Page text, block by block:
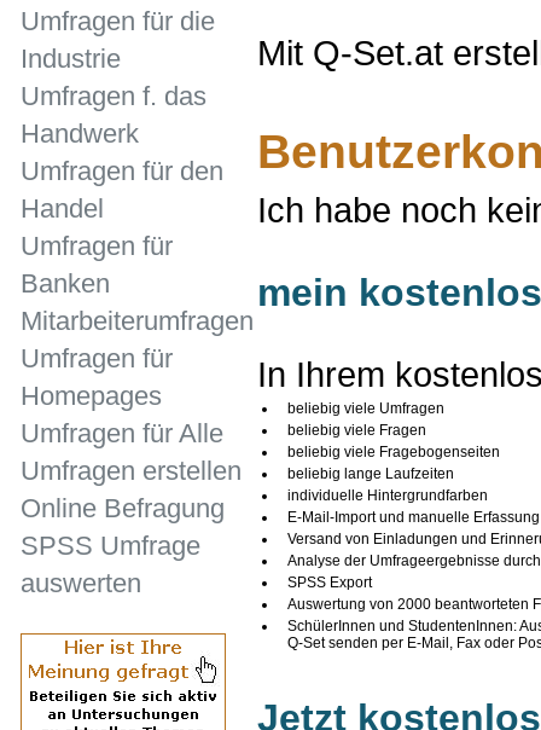
Mit Q-Set.at
Ich habe noch
mein
In Ihrem
beliebig viele Umfragen
beliebig viele Fragen
beliebig viele Fragebogenseiten
beliebig lange Laufzeiten
individuelle Hintergrundfarben
E-Mail-Import und manuelle Erfassung
Versand von Einladungen und
Analyse der Umfrageergebnisse
SPSS Export
Auswertung von 2000 beantworteten
SchülerInnen und StudentenInnen:
Q-Set senden per E-Mail, Fax oder
Jetzt
Umfragen für die
Industrie
Umfragen f. das
Handwerk
Umfragen für den
Handel
Umfragen für
Banken
Mitarbeiterumfragen
Umfragen für
Homepages
Umfragen für Alle
Umfragen erstellen
Online Befragung
SPSS Umfrage
auswerten